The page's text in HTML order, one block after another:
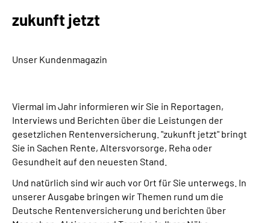
Karriere
Über Uns
Inhalte in Gebärdensprache (DGS)
Leichte Sprache
Suche
zukunft jetzt
Unser Kundenmagazin
Viermal im Jahr informieren wir Sie in Reportagen,
Interviews und Berichten über die Leistungen der
gesetzlichen Rentenversicherung. "zukunft jetzt" bringt
Sie in Sachen Rente, Altersvorsorge, Reha oder
Gesundheit auf den neuesten Stand.
Und natürlich sind wir auch vor Ort für Sie unterwegs. In
unserer Ausgabe bringen wir Themen rund um die
Deutsche Rentenversicherung und berichten über